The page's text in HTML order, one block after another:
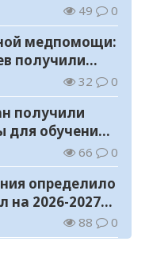
49 0
медпомощи:
получили
32 0
получили
обучения в
66 0
определило
на 2026-2027
88 0